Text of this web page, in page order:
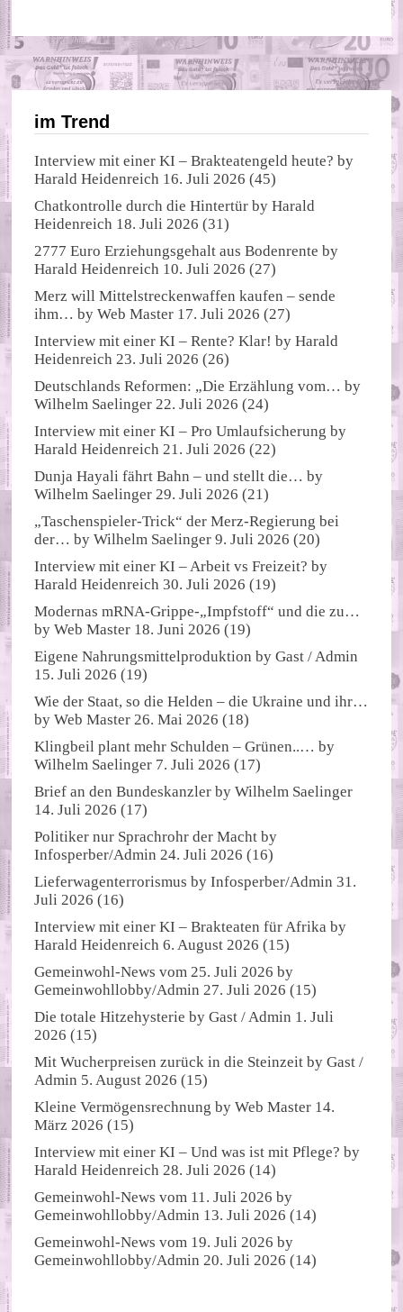
im Trend
Interview mit einer KI – Brakteatengeld heute? by
Harald Heidenreich 16. Juli 2026 (45)
Chatkontrolle durch die Hintertür byHarald
Heidenreich 18. Juli 2026 (31)
2777 Euro Erziehungsgehalt aus Bodenrente by
Harald Heidenreich 10. Juli 2026 (27)
Merz will Mittelstreckenwaffen kaufen – sende
ihm… byWeb Master 17. Juli 2026 (27)
Interview mit einer KI – Rente? Klar! byHarald
Heidenreich 23. Juli 2026 (26)
Deutschlands Reformen: „Die Erzählung vom… by
Wilhelm Saelinger 22. Juli 2026 (24)
Interview mit einer KI – Pro Umlaufsicherung by
Harald Heidenreich 21. Juli 2026 (22)
Dunja Hayali fährt Bahn – und stellt die… by
Wilhelm Saelinger 29. Juli 2026 (21)
„Taschenspieler-Trick“ der Merz-Regierung bei
der… byWilhelm Saelinger 9. Juli 2026 (20)
Interview mit einer KI – Arbeit vs Freizeit? by
Harald Heidenreich 30. Juli 2026 (19)
Modernas mRNA-Grippe-„Impfstoff“ und die zu…
byWeb Master 18. Juni 2026 (19)
Eigene Nahrungsmittelproduktion byGast / Admin
15. Juli 2026 (19)
Wie der Staat, so die Helden – die Ukraine und ihr…
byWeb Master 26. Mai 2026 (18)
Klingbeil plant mehr Schulden – Grünen..… by
Wilhelm Saelinger 7. Juli 2026 (17)
Brief an den Bundeskanzler byWilhelm Saelinger
14. Juli 2026 (17)
Politiker nur Sprachrohr der Macht by
Infosperber/Admin 24. Juli 2026 (16)
Lieferwagenterrorismus byInfosperber/Admin 31.
Juli 2026 (16)
Interview mit einer KI – Brakteaten für Afrika by
Harald Heidenreich 6. August 2026 (15)
Gemeinwohl-News vom 25. Juli 2026 by
Gemeinwohllobby/Admin 27. Juli 2026 (15)
Die totale Hitzehysterie byGast / Admin 1. Juli
2026 (15)
Mit Wucherpreisen zurück in die Steinzeit byGast /
Admin 5. August 2026 (15)
Kleine Vermögensrechnung byWeb Master 14.
März 2026 (15)
Interview mit einer KI – Und was ist mit Pflege? by
Harald Heidenreich 28. Juli 2026 (14)
Gemeinwohl-News vom 11. Juli 2026 by
Gemeinwohllobby/Admin 13. Juli 2026 (14)
Gemeinwohl-News vom 19. Juli 2026 by
Gemeinwohllobby/Admin 20. Juli 2026 (14)